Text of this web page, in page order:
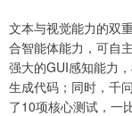
文本与视觉能力的双
合智能体能力，可自
强大的GUI感知能力
生成代码；同时，千
了10项核心测试，一